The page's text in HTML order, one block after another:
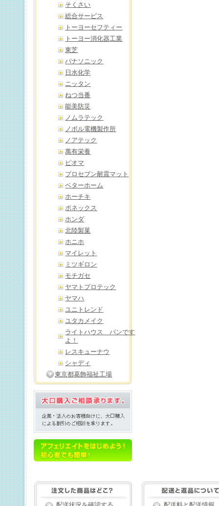
そくさい
総合サービス
トーヨーセフティー
トーヨー消化器工業
東芝
パナソニック
日水化学
ニッタン
ねつ当番
能美防災
ノムラテック
ノボル電機製作所
ノアテック
萬有栄養
ピオマ
プロセブン耐震マット
ベターホーム
ホーチキ
ボネックス
ホンダ
北陸製菓
ホニホ
マイレット
ミツギロン
モチガセ
ヤマトプロテック
ヤマハ
ユニトレンド
ユタカメイク
ライトハウス パンです
よ！
レスキューナウ
シャディ
東京都葛飾福祉工場